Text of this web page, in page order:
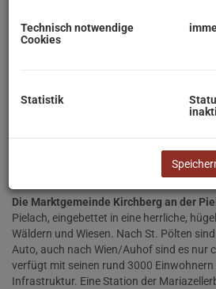
Beschreibung
Haus mit zentraler Lage in traumhafter
Die Marktgemeinde Kirchberg an der
Pielach, eingebettet in eine herrliche,
Wäldern und Wiesen. Nach St. Pölten
Auto, auch nach Wien/Auhof sind es nur
verfügt mit seinen rund 3000
Infrastruktur. Eine Station der
Technisch notwendige
Cookies
Statistik